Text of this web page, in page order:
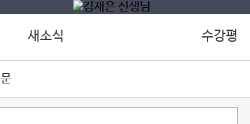
새소식 수강평